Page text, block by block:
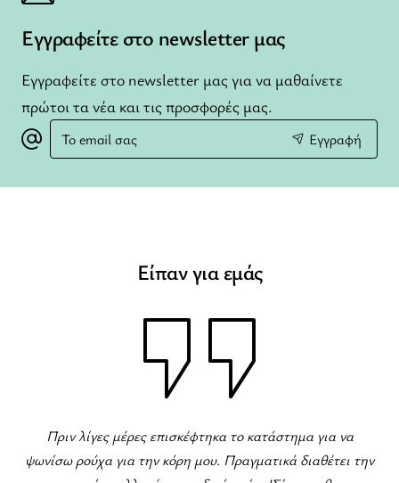
Εγγραφείτε στο newsletter μας
Εγγραφείτε στο newsletter μας για να μαθαίνετε
πρώτοι τα νέα και τις προσφορές μας.
Το
email
Εγγραφή
Είπαν για εμάς
μέρες επισκέφτηκα το κατάστημα για να
για την κόρη μου. Πραγματικά διαθέτει την
συλλογή σε παιδικά ρούχα!Σίγουρα θα το
Φανταστικό
ποικιλία για όλες